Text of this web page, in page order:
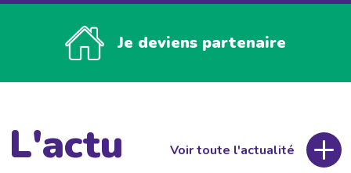
Je deviens partenaire
L'actu Voir toute l'actualité